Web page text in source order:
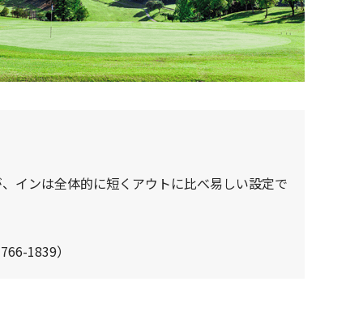
インは全体的に短くアウトに比べ易しい設定で
1839）